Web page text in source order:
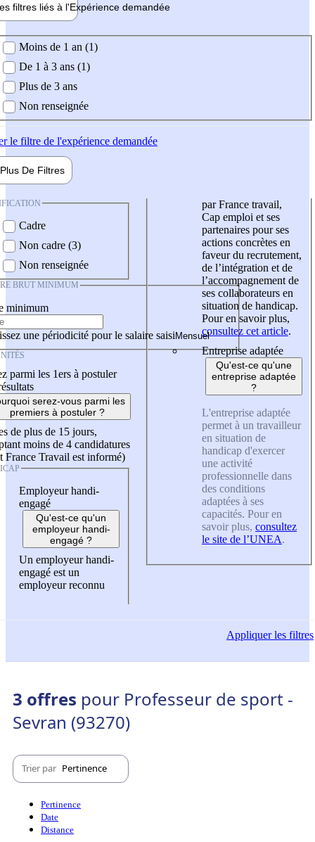
filtres liés à l'Expérience demandée
demandée
Moins de 1 an (1)
De 1 à 3 ans (1)
Plus de 3 ans
Non renseignée
le filtre de l'expérience demandée
Plus De Filtres
Cadre
Non cadre (3)
Non renseignée
BRUT MINIMUM
minimum
une périodicité pour le salaire saisi
parmi les 1ers à postuler
serez-vous parmi les
premiers à postuler ?
de plus de 15 jours,
moins de 4 candidatures
France Travail est informé)
Employeur handi-
engagé
Qu'est-ce qu'un
employeur handi-
engagé ?
Un employeur handi-
engagé est un
employeur reconnu
par France travail,
Cap emploi et ses
partenaires pour ses
actions concrètes en
faveur du recrutement,
de l’intégration et de
l’accompagnement de
ses collaborateurs en
situation de handicap.
Pour en savoir plus,
consultez cet article.
Entreprise adaptée
Qu'est-ce qu'une
entreprise adaptée
?
L'entreprise adaptée
permet à un travailleur
en situation de
handicap d'exercer
une activité
professionnelle dans
des conditions
adaptées à ses
capacités. Pour en
savoir plus, consultez
le site de l’UNEA.
Appliquerles filtres
3 offres pour Professeur de sport -
Sevran (93270)
Trier par Pertinence
Pertinence
Date
Distance